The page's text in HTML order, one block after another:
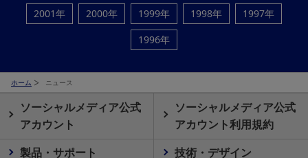
2001年
2000年 1999年 1998年
1997年
1996年
ホーム ニュース
ソーシャルメディア公式
アカウント
ソーシャルメディア公式
アカウント利用規約
製品・サポート
技術・デザイン